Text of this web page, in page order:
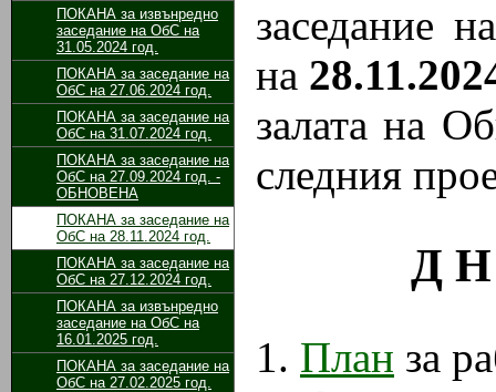
ПОКАНА за извънредно
заседание на ОбС на
31.05.2024 год.
ПОКАНА за заседание на
ОбС на 27.06.2024 год.
ПОКАНА за заседание на
ОбС на 31.07.2024 год.
ПОКАНА за заседание на
ОбС на 27.09.2024 год. -
ОБНОВЕНА
ПОКАНА за заседание на
ОбС на 28.11.2024 год.
ПОКАНА за заседание на
ОбС на 27.12.2024 год.
ПОКАНА за извънредно
заседание на ОбС на
16.01.2025 год.
ПОКАНА за заседание на
ОбС на 27.02.2025 год.
заседание
на 28.11
залата на
следния
Д
1. План за